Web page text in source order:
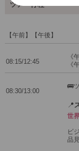
ツアー行程
【午前】【午後】
08:15/12:45
《
《
08:30/13:00
🚌
📍
世
ビ
品